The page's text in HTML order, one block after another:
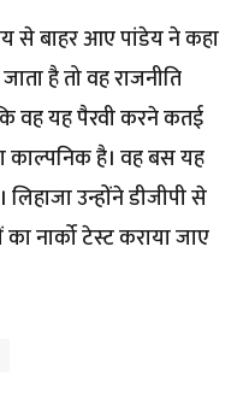
से बाहर आए पांडेय ने कहा
है तो वह राजनीति
वह यह पैरवी करने कतई
काल्पनिक है। वह बस यह
उन्होंने डीजीपी से
नार्को टेस्ट कराया जाए